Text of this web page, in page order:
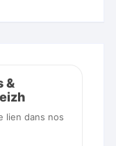
&
lien dans nos